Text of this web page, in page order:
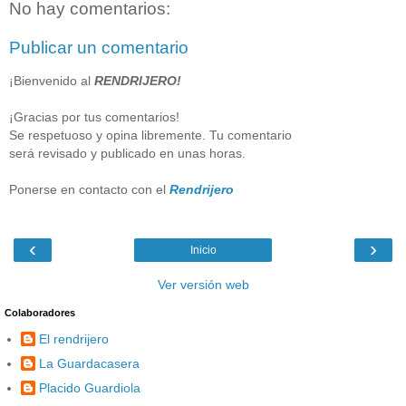
No hay comentarios:
Publicar un comentario
¡Bienvenido al RENDRIJERO!
¡Gracias por tus comentarios!
Se respetuoso y opina libremente. Tu comentario
será revisado y publicado en unas horas.
Ponerse en contacto con el Rendrijero
‹ ›
Inicio
Ver versión web
Colaboradores
El rendrijero
La Guardacasera
Placido Guardiola